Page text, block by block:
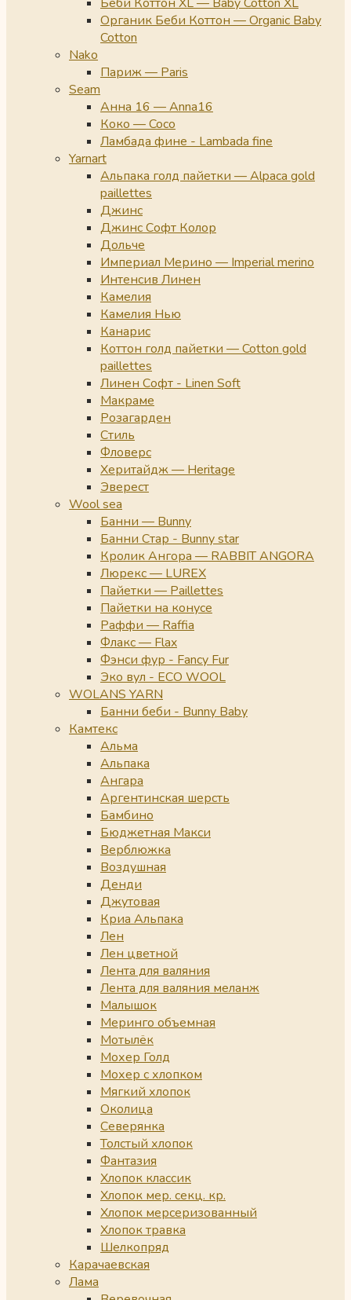
Органик Беби Коттон — Organic Baby
Cotton
Nako
Париж — Paris
Seam
Анна 16 — Anna16
Коко — Coco
Ламбада фине - Lambada fine
Yarnart
Альпака голд пайетки — Alpaca gold
paillettes
Джинс
Джинс Софт Колор
Дольче
Империал Мерино — Imperial merino
Интенсив Линен
Камелия
Камелия Нью
Канарис
Коттон голд пайетки — Cotton gold
paillettes
Линен Софт - Linen Soft
Макраме
Розагарден
Стиль
Фловерс
Херитайдж — Heritage
Эверест
Wool sea
Банни — Bunny
Банни Стар - Bunny star
Кролик Ангора — RABBIT ANGORA
Люрекс — LUREX
Пайетки — Paillettes
Пайетки на конусе
Раффи — Raffia
Флакс — Flax
Фэнси фур - Fancy Fur
Эко вул - ECO WOOL
WOLANS YARN
Банни беби - Bunny Baby
Камтекс
Альма
Альпака
Ангара
Аргентинская шерсть
Бамбино
Бюджетная Макси
Верблюжка
Воздушная
Денди
Джутовая
Криа Альпака
Лен
Лен цветной
Лента для валяния
Лента для валяния меланж
Малышок
Меринго объемная
Мотылёк
Мохер Голд
Мохер с хлопком
Мягкий хлопок
Околица
Северянка
Толстый хлопок
Фантазия
Хлопок классик
Хлопок мер. секц. кр.
Хлопок мерсеризованный
Хлопок травка
Шелкопряд
Карачаевская
Лама